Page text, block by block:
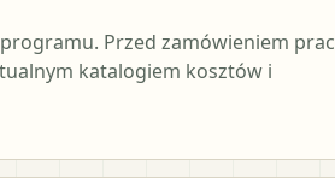
Przed zamówieniem prac
katalogiem kosztów i